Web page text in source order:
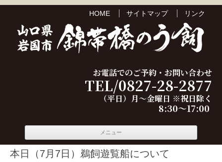
HOME サイトマップ リンク
お電話でのご予約・お問い合わせ
TEL/0827-28-2877
（平日）月～金曜日 ※祝日除く
8:30～17:00
メニュー
本日（7月7日）鵜飼遊覧船について